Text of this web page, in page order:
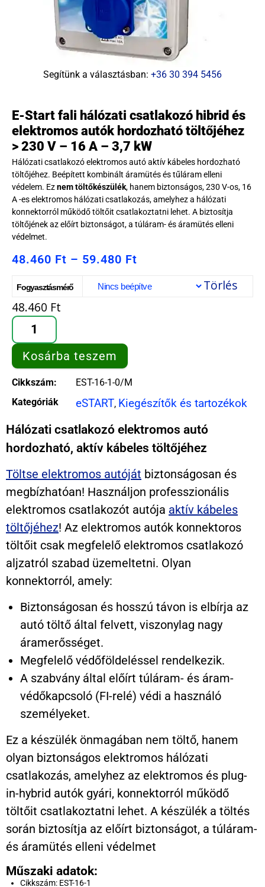
Segítünk a választásban: +36 30 394 5456
E-Start fali hálózati csatlakozó hibrid és
elektromos autók hordozható töltőjéhez
> 230 V – 16 A – 3,7 kW
Hálózati csatlakozó elektromos autó aktív kábeles hordozható
töltőjéhez. Beépített kombinált áramütés és tűláram elleni
védelem. Eznem töltőkészülék, hanem biztonságos, 230 V-os, 16
A -es elektromos hálózati csatlakozás, amelyhez a hálózati
konnektorról működő töltőit csatlakoztatni lehet. A biztosítja
töltőjének az előírt biztonságot, a túláram- és áramütés elleni
védelmet.
48.460 Ft – 59.480 Ft
Fogyasztásmérő
Törlés
48.460 Ft
Kosárba teszem
Cikkszám:
EST-16-1-0/M
Kategóriák
eSTART, Kiegészítők és tartozékok
Hálózati csatlakozó elektromos autó
hordozható, aktív kábeles töltőjéhez
Töltse elektromos autóját biztonságosan és
megbízhatóan! Használjon professzionális
elektromos csatlakozót autója aktív kábeles
töltőjéhez! Az elektromos autók konnektoros
töltőit csak megfelelő elektromos csatlakozó
aljzatról szabad üzemeltetni. Olyan
konnektorról, amely:
Biztonságosan és hosszú távon is elbírja az
autó töltő által felvett, viszonylag nagy
áramerősséget.
Megfelelő védőföldeléssel rendelkezik.
A szabvány által előírt túláram- és áram-
védőkapcsoló (FI-relé) védi a használó
személyeket.
Ez a készülék önmagában nem töltő, hanem
olyan biztonságos elektromos hálózati
csatlakozás, amelyhez az elektromos és plug-
in-hybrid autók gyári, konnektorról működő
töltőit csatlakoztatni lehet. A készülék a töltés
során biztosítja az előírt biztonságot, a túláram-
és áramütés elleni védelmet
Műszaki adatok:
Cikkszám: EST-16-1